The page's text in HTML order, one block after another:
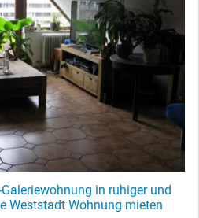
in ruhiger und
Weststadt Wohnung mieten